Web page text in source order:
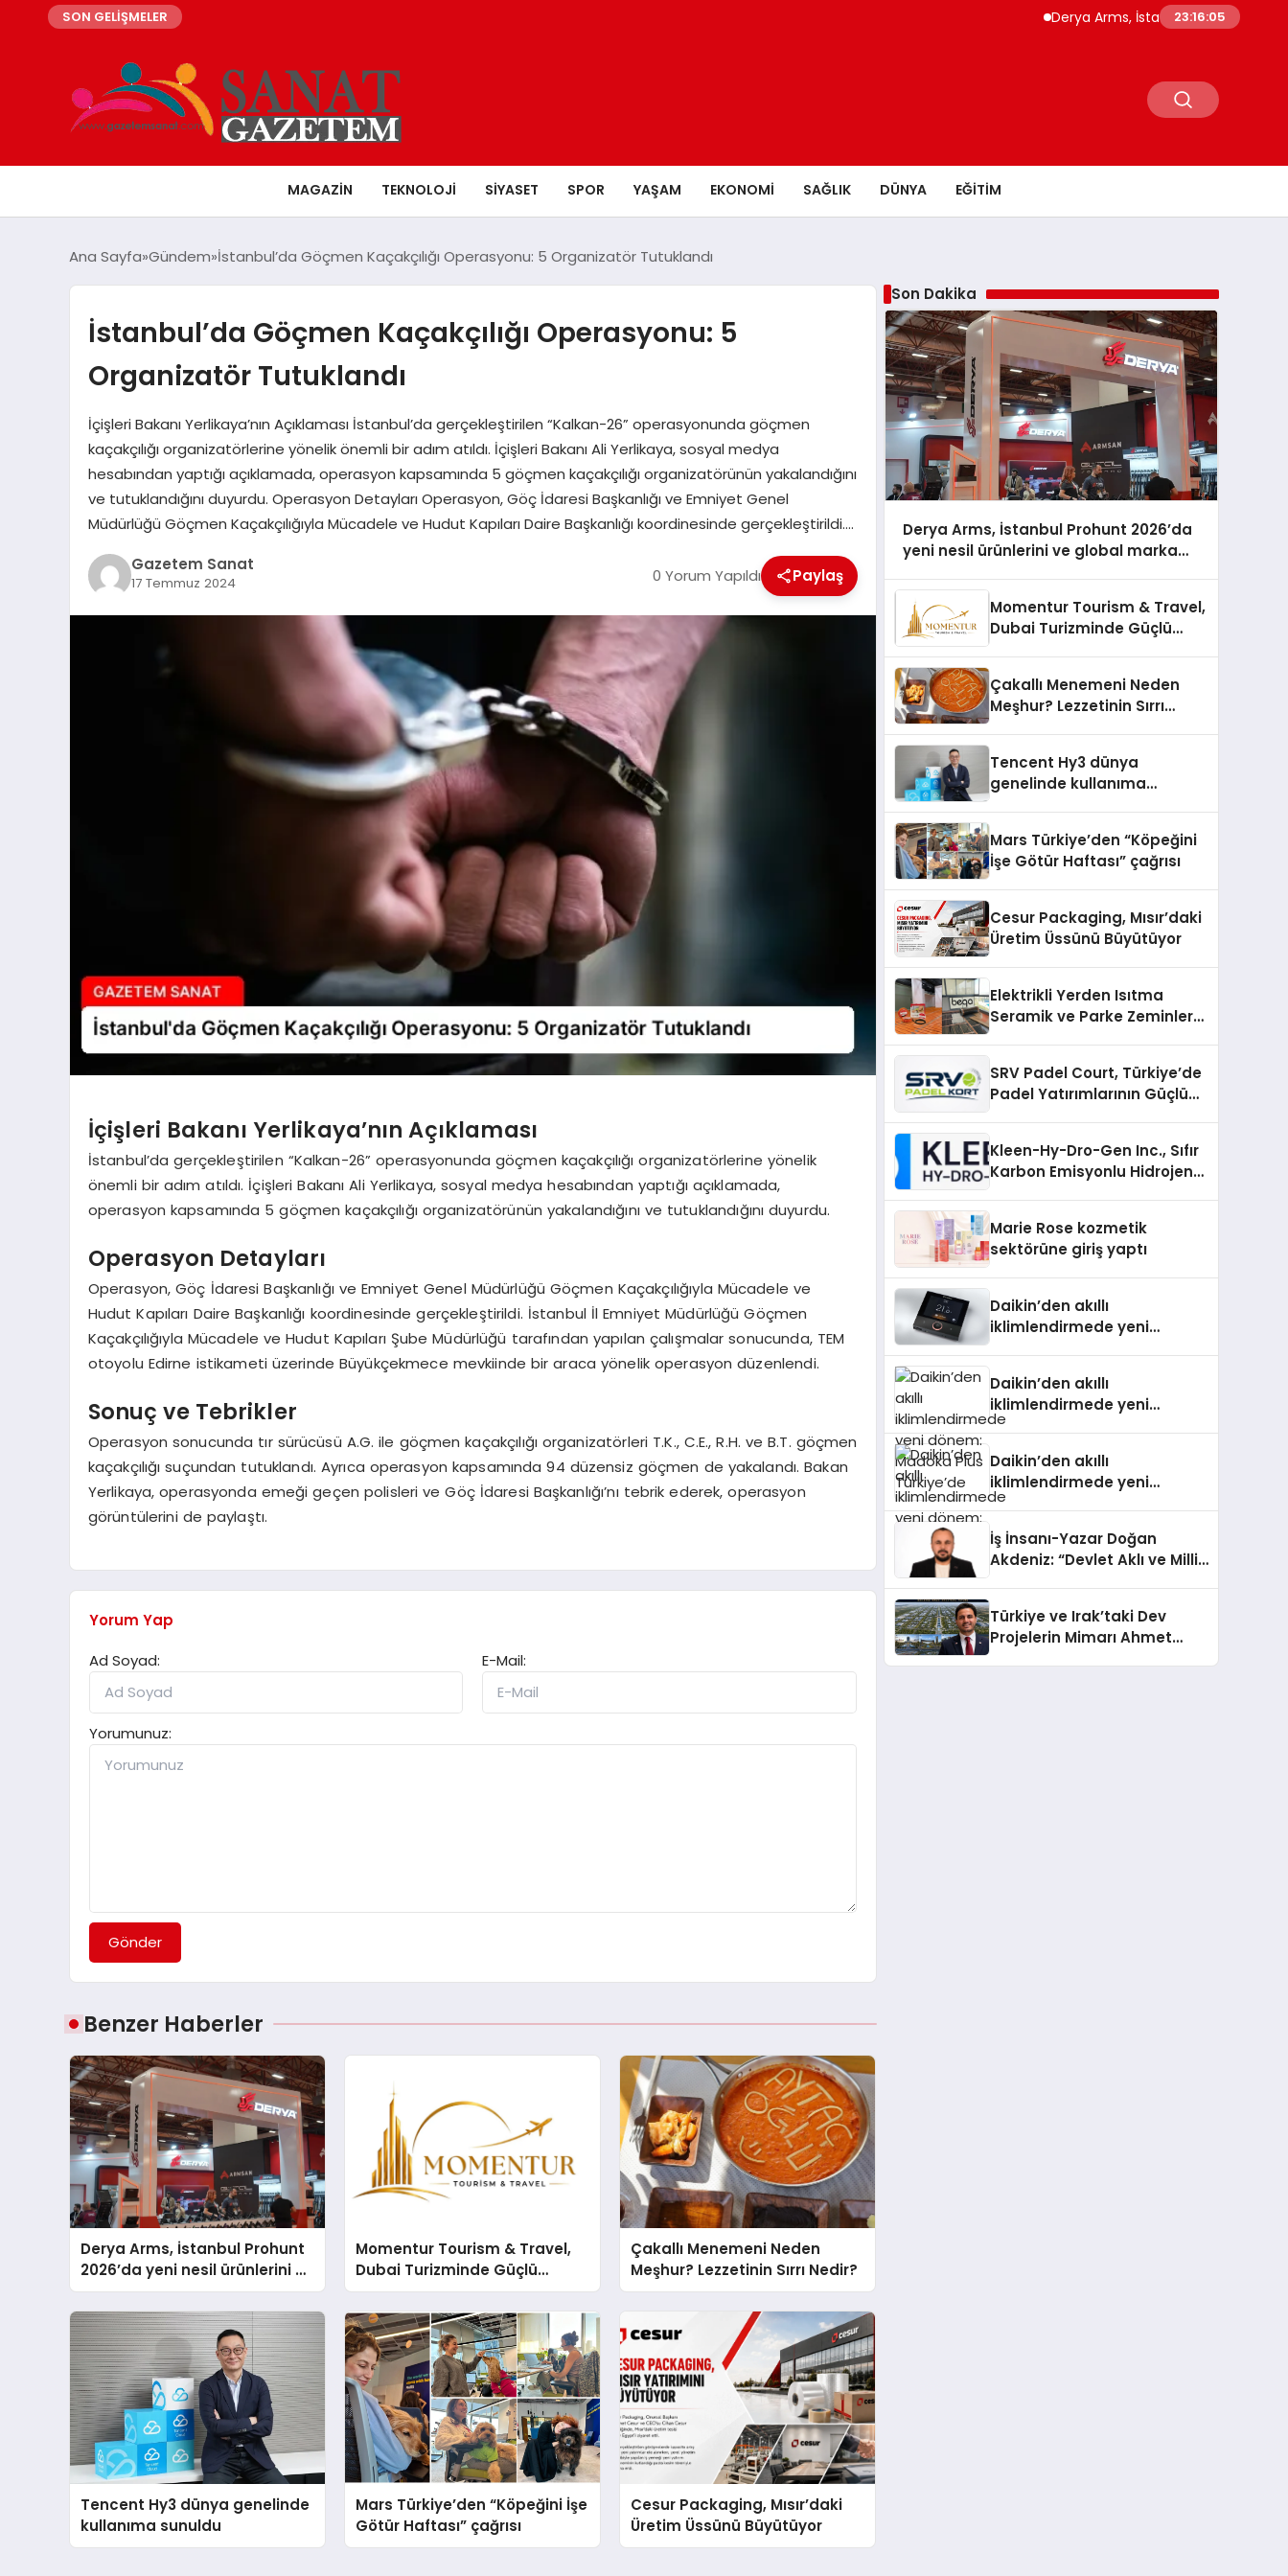
SON GELİŞMELER Derya Arms, İstanbul Prohunt 2026’da
23:16:06
MAGAZIN TEKNOLOJI SIYASET SPOR YAŞAM EKONOMI SAĞLIK DÜNYA EĞITIM
Ana Sayfa Gündem İstanbul’da Göçmen Kaçakçılığı Operasyonu: 5 Organizatör Tutuklandı
İstanbul’da Göçmen Kaçakçılığı Operasyonu: 5
Organizatör Tutuklandı
İçişleri Bakanı Yerlikaya’nın Açıklaması İstanbul’da gerçekleştirilen “Kalkan-26” operasyonunda göçmen
kaçakçılığı organizatörlerine yönelik önemli bir adım atıldı. İçişleri Bakanı Ali Yerlikaya, sosyal medya
hesabından yaptığı açıklamada, operasyon kapsamında 5 göçmen kaçakçılığı organizatörünün yakalandığını
ve tutuklandığını duyurdu. Operasyon Detayları Operasyon, Göç İdaresi Başkanlığı ve Emniyet Genel
Müdürlüğü Göçmen Kaçakçılığıyla Mücadele ve Hudut Kapıları Daire Başkanlığı koordinesinde gerçekleştirildi….
Gazetem Sanat
17 Temmuz 2024 0 Yorum Yapıldı Paylaş
İçişleri Bakanı Yerlikaya’nın Açıklaması
İstanbul’da gerçekleştirilen “Kalkan-26” operasyonunda göçmen kaçakçılığı organizatörlerine yönelik
önemli bir adım atıldı. İçişleri Bakanı Ali Yerlikaya, sosyal medya hesabından yaptığı açıklamada,
operasyon kapsamında 5 göçmen kaçakçılığı organizatörünün yakalandığını ve tutuklandığını duyurdu.
Operasyon Detayları
Operasyon, Göç İdaresi Başkanlığı ve Emniyet Genel Müdürlüğü Göçmen Kaçakçılığıyla Mücadele ve
Hudut Kapıları Daire Başkanlığı koordinesinde gerçekleştirildi. İstanbul İl Emniyet Müdürlüğü Göçmen
Kaçakçılığıyla Mücadele ve Hudut Kapıları Şube Müdürlüğü tarafından yapılan çalışmalar sonucunda, TEM
otoyolu Edirne istikameti üzerinde Büyükçekmece mevkiinde bir araca yönelik operasyon düzenlendi.
Sonuç ve Tebrikler
Operasyon sonucunda tır sürücüsü A.G. ile göçmen kaçakçılığı organizatörleri T.K., C.E., R.H. ve B.T. göçmen
kaçakçılığı suçundan tutuklandı. Ayrıca operasyon kapsamında 94 düzensiz göçmen de yakalandı. Bakan
Yerlikaya, operasyonda emeği geçen polisleri ve Göç İdaresi Başkanlığı’nı tebrik ederek, operasyon
görüntülerini de paylaştı.
Yorum Yap
Ad Soyad:
E-Mail:
Yorumunuz:
Gönder
Benzer Haberler
Derya Arms, İstanbul Prohunt
2026’da yeni nesil ürünlerini ve
global marka vizyonunu
sergiledi
Momentur Tourism & Travel,
Dubai Turizminde Güçlü
Operasyon Ağıyla Fark
Yaratıyor
Çakallı Menemeni Neden
Meşhur? Lezzetinin Sırrı Nedir?
Tencent Hy3 dünya genelinde
kullanıma sunuldu
Mars Türkiye’den “Köpeğini İşe
Götür Haftası” çağrısı
Cesur Packaging, Mısır’daki
Üretim Üssünü Büyütüyor
Son Dakika
Derya Arms, İstanbul Prohunt 2026’da
yeni nesil ürünlerini ve global marka
Momentur Tourism & Travel,
Dubai Turizminde Güçlü
Çakallı Menemeni Neden
Meşhur? Lezzetinin Sırrı
Tencent Hy3 dünya
genelinde kullanıma
Mars Türkiye’den “Köpeğini
İşe Götür Haftası” çağrısı
Cesur Packaging, Mısır’daki
Üretim Üssünü Büyütüyor
Elektrikli Yerden Isıtma
Seramik ve Parke Zeminler
SRV Padel Court, Türkiye’de
Padel Yatırımlarının Güçlü
Kleen-Hy-Dro-Gen Inc., Sıfır
Karbon Emisyonlu Hidrojen
Aldı
Marie Rose kozmetik
sektörüne giriş yaptı
Daikin’den akıllı
iklimlendirmede yeni
Daikin’den akıllı
iklimlendirmede yeni
dönem: Madoka Plus
Daikin’den akıllı
iklimlendirmede yeni
dönem: Madoka Plus
İş İnsanı-Yazar Doğan
Akdeniz: “Devlet Aklı ve Milli
Türkiye ve Irak’taki Dev
Projelerin Mimarı Ahmet